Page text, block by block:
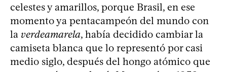
celestes y amarillos, porque Brasil, en ese
momento ya pentacampeón del mundo con
la verdeamarela, había decidido cambiar la
camiseta blanca que lo representó por casi
medio siglo, después del hongo atómico que